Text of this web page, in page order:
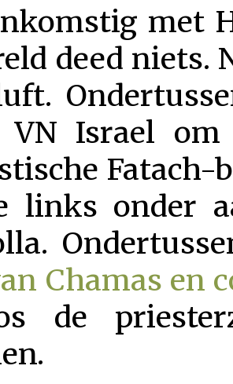
met
deed niets.
VN Israel om
Fatach-
links onder
Chamas en
de